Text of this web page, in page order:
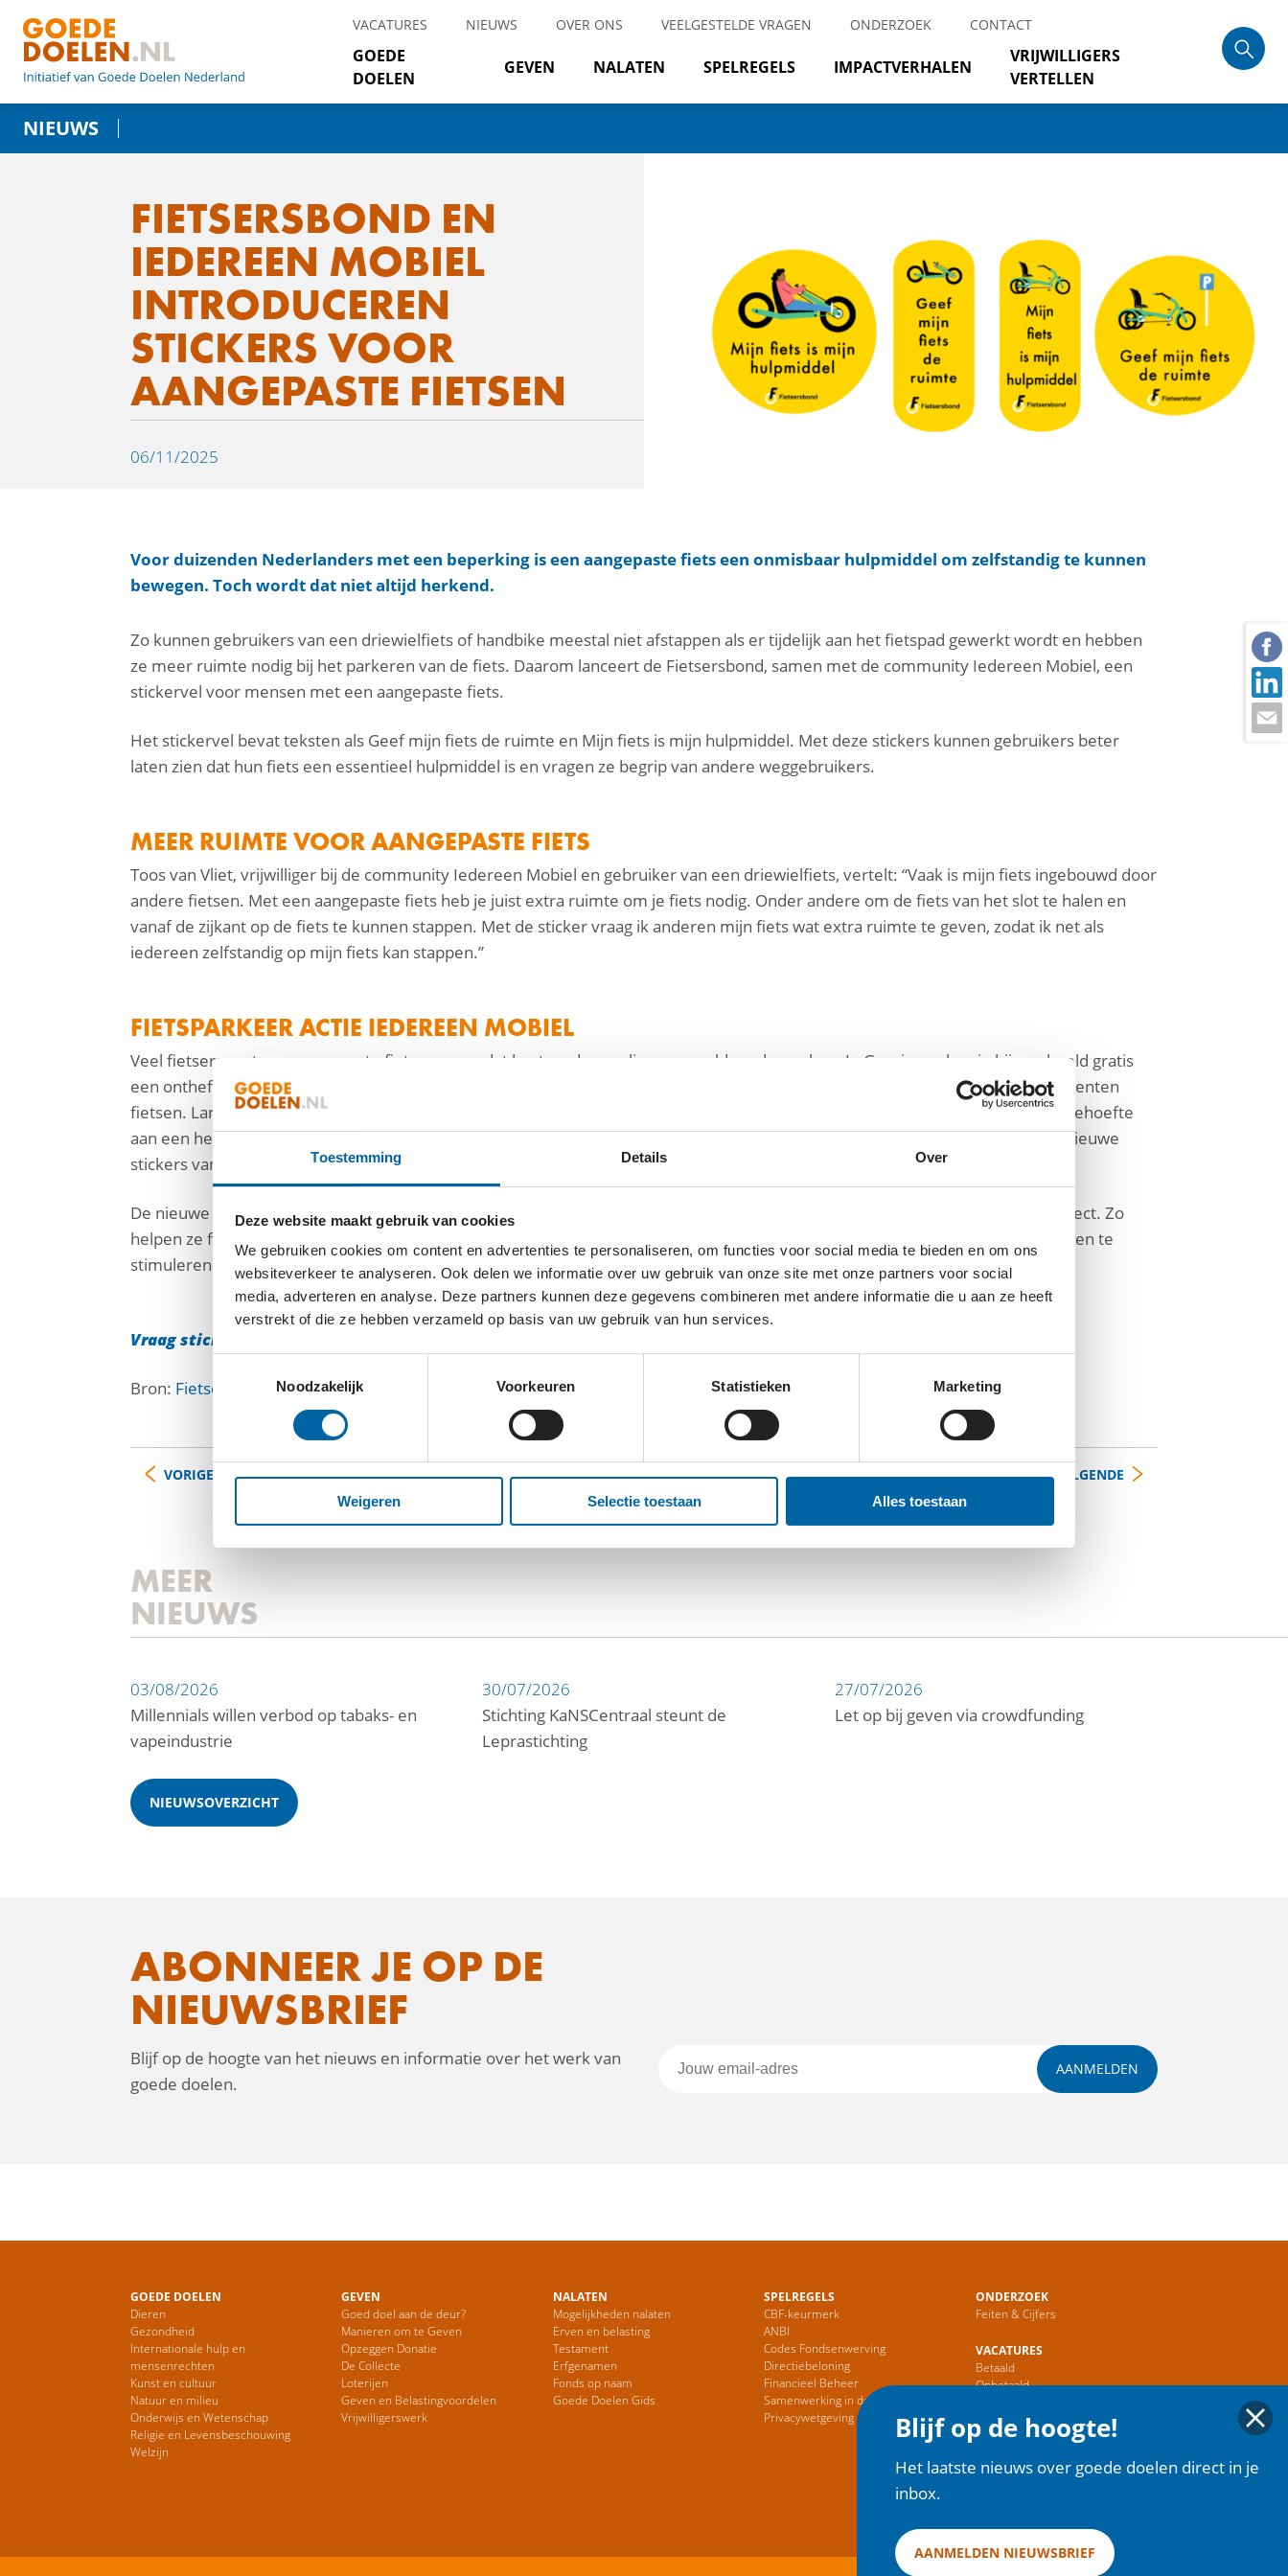
Toestemming Details Over
Deze website maakt gebruik van cookies
We gebruiken cookies om content en advertenties te personaliseren, om functies voor social media te bieden en om ons
websiteverkeer te analyseren. Ook delen we informatie over uw gebruik van onze site met onze partners voor social
media, adverteren en analyse. Deze partners kunnen deze gegevens combineren met andere informatie die u aan ze heeft
verstrekt of die ze hebben verzameld op basis van uw gebruik van hun services.
Noodzakelijk
Voorkeuren Statistieken Marketing
Weigeren Selectie toestaan Alles toestaan
VACATURES NIEUWS OVER ONS VEELGESTELDE VRAGEN ONDERZOEK CONTACT
GOEDE
DOELEN
GEVEN NALATEN SPELREGELS IMPACTVERHALEN
VRIJWILLIGERS
VERTELLEN
NIEUWS
FIETSERSBOND EN
IEDEREEN MOBIEL
INTRODUCEREN
STICKERS VOOR
AANGEPASTE FIETSEN
06/11/2025
Voor duizenden Nederlanders met een beperking is een aangepaste fiets een onmisbaar hulpmiddel om zelfstandig te kunnen
bewegen. Toch wordt dat niet altijd herkend.
Zo kunnen gebruikers van een driewielfiets of handbike meestal niet afstappen als er tijdelijk aan het fietspad gewerkt wordt en hebben
ze meer ruimte nodig bij het parkeren van de fiets. Daarom lanceert de Fietsersbond, samen met de community Iedereen Mobiel, een
stickervel voor mensen met een aangepaste fiets.
Het stickervel bevat teksten als Geef mijn fiets de ruimte en Mijn fiets is mijn hulpmiddel. Met deze stickers kunnen gebruikers beter
laten zien dat hun fiets een essentieel hulpmiddel is en vragen ze begrip van andere weggebruikers.
MEER RUIMTE VOOR AANGEPASTE FIETS
Toos van Vliet, vrijwilliger bij de community Iedereen Mobiel en gebruiker van een driewielfiets, vertelt: “Vaak is mijn fiets ingebouwd door
andere fietsen. Met een aangepaste fiets heb je juist extra ruimte om je fiets nodig. Onder andere om de fiets van het slot te halen en
vanaf de zijkant op de fiets te kunnen stappen. Met de sticker vraag ik anderen mijn fiets wat extra ruimte te geven, zodat ik net als
iedereen zelfstandig op mijn fiets kan stappen.”
FIETSPARKEER ACTIE IEDEREEN MOBIEL
Veel fietsers met een aangepaste fiets ervaren dat bestaande regelingen onvoldoende werken. In Groningen kun je bijvoorbeeld gratis
een ontheffing aanvragen voor fietsparkeren. “Dit geldt dan alleen voor die gemeente, terwijl gebruikers door meerdere gemeenten
fietsen. Landelijk beleid ontbreekt,” legt projectleider Karlijn Janssen van de Fietsersbond uit. “Vanuit deze groep fietsers is er behoefte
aan een herkenbare manier om aan te geven dat hun aangepaste fiets een essentieel hulpmiddel is – precies het doel van de nieuwe
stickers van de Fietsersbond en Iedereen Mobiel.”
De nieuwe stickers maken de fiets herkenbaar voor andere weggebruikers en parkeerbeheerders en verhogen begrip en respect. Zo
helpen ze fietsers met een beperking om veilig en zelfstandig te kunnen fietsen en tegelijk het gesprek over toegankelijke fietsen te
stimuleren.
Vraag stickers aan
Bron: Fietsersbond
VORIGE VOLGENDE
MEER
NIEUWS
03/08/2026
Millennials willen verbod op tabaks- en
vapeindustrie
30/07/2026
Stichting KaNSCentraal steunt de
Leprastichting
27/07/2026
Let op bij geven via crowdfunding
NIEUWSOVERZICHT
ABONNEER JE OP DE
NIEUWSBRIEF
Blijf op de hoogte van het nieuws en informatie over het werk van
goede doelen.
AANMELDEN
Blijf op de hoogte!
Het laatste nieuws over goede doelen direct in je
inbox.
AANMELDEN NIEUWSBRIEF
GOEDE DOELEN
Dieren
Gezondheid
Internationale hulp en
mensenrechten
Kunst en cultuur
Natuur en milieu
Onderwijs en Wetenschap
Religie en Levensbeschouwing
Welzijn
GEVEN
Goed doel aan de deur?
Manieren om te Geven
Opzeggen Donatie
De Collecte
Loterijen
Geven en Belastingvoordelen
Vrijwilligerswerk
NALATEN
Mogelijkheden nalaten
Erven en belasting
Testament
Erfgenamen
Fonds op naam
Goede Doelen Gids
SPELREGELS
CBF-keurmerk
ANBI
Codes Fondsenwerving
Directiebeloning
Financieel Beheer
Samenwerking in de Sector
Privacywetgeving
ONDERZOEK
Feiten & Cijfers
VACATURES
Betaald
Onbetaald
HOME
facebook
linkedin